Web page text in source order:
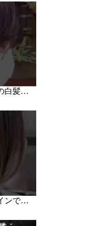
【40代白髪率20%】3ヶ月に1回の白髪ぼかしでオシャレになりたい
【40代白髪率40%】白髪をデザインで気になりづらくします‼︎